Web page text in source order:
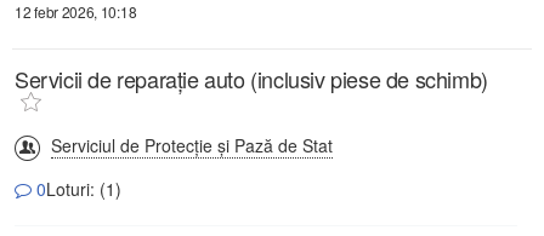
12 febr 2026, 10:18
Servicii de reparație auto (inclusiv piese de schimb)
Serviciul de Protecție și Pază de Stat
0Loturi: (1)